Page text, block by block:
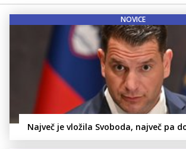
NOVICE
Največ je vložila Svoboda, največ pa